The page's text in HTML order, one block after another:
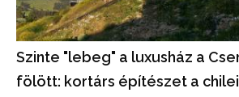
Szinte "lebeg" a luxusház a
fölött: kortárs építészet a